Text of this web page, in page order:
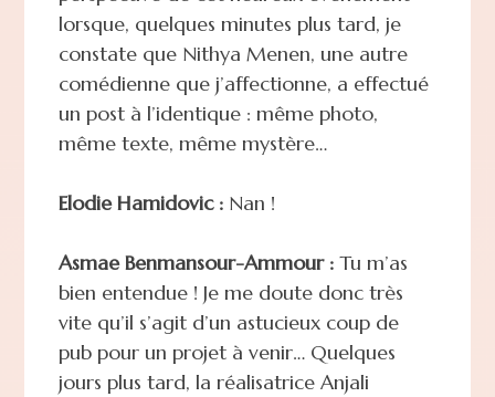
lorsque, quelques minutes plus tard, je
constate que Nithya Menen, une autre
comédienne que j’affectionne, a effectué
un post à l’identique : même photo,
même texte, même mystère…
Elodie Hamidovic :Nan !
Asmae Benmansour-Ammour :Tu m’as
bien entendue ! Je me doute donc très
vite qu’il s’agit d’un astucieux coup de
pub pour un projet à venir… Quelques
jours plus tard, la réalisatrice Anjali